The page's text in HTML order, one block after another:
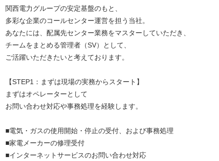
関西電力グループの安定基盤のもと、
多彩な企業のコールセンター運営を担う当社。
あなたには、配属先センター業務をマスターしていただき、
チームをまとめる管理者（SV）として、
ご活躍いただきたいと考えております。
【STEP1：まずは現場の実務からスタート】
まずはオペレーターとして
お問い合わせ対応や事務処理を経験します。
■電気・ガスの使用開始・停止の受付、および事務処理
■家電メーカーの修理受付
■インターネットサービスのお問い合わせ対応